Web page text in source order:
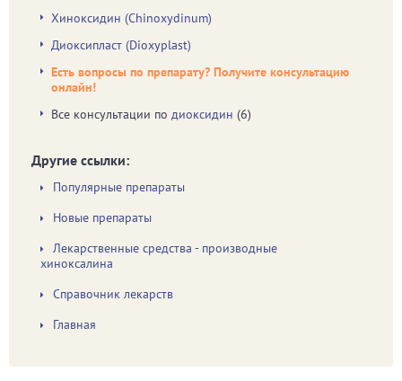
Хиноксидин (Chinoxydinum)
Диоксипласт (Dioxyplast)
Есть вопросы по препарату? Получите консультацию
онлайн!
Все консультации по диоксидин (6)
Другие ссылки:
Популярные препараты
Новые препараты
Лекарственные средства - производные
хиноксалина
Справочник лекарств
Главная